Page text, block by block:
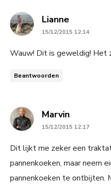
Liannesays:
15/12/2015 12:14
Wauw! Dit is geweldig! Het
Beantwoorden
Marvinsays:
15/12/2015 12:17
Dit lijkt me zeker een
pannenkoeken, maar neem
pannenkoeken te ontbijten.